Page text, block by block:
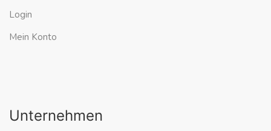
Login
Mein Konto
Unternehmen